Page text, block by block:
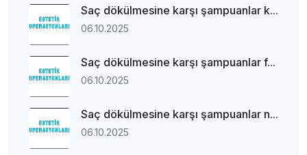
Saç dökülmesine karşı şampuanlar k...
06.10.2025
Saç dökülmesine karşı şampuanlar f...
06.10.2025
Saç dökülmesine karşı şampuanlar n...
06.10.2025